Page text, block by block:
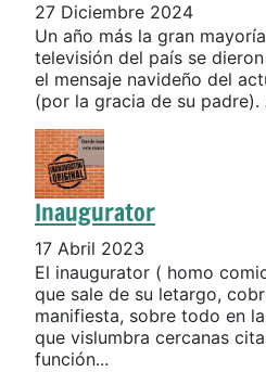
27 Diciembre 2024
Un año más la gran
televisión del país se
el mensaje navideño del
(por la gracia de su
Inaugurator
17 Abril 2023
El inaugurator ( homo
que sale de su letargo,
manifiesta, sobre todo en
que vislumbra cercanas
función...